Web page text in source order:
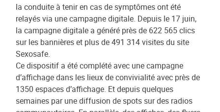
la conduite à tenir en cas de symptômes ont été
relayés via une campagne digitale. Depuis le 17 juin,
la campagne digitale a généré près de 622 565 clics
sur les bannières et plus de 491 314 visites du site
Sexosafe.
Ce dispositif a été complété avec une campagne
d’affichage dans les lieux de convivialité avec près de
1350 espaces d’affichage. Et depuis quelques
semaines par une diffusion de spots sur des radios